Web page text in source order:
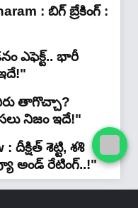
: బిగ్ బ్రేకింగ్ :
ఎఫెక్ట్.. భారీ
తాగొచ్చా?
నిజం ఇదే!"
దీక్షిత్ శెట్టి, శశి
అండ్ రేటింగ్‌..!"